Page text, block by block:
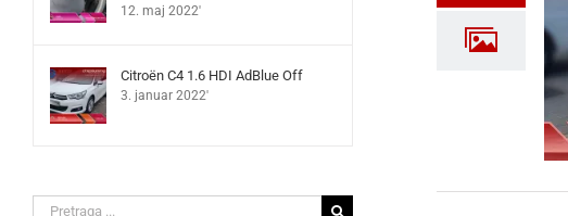
12. maj 2022'
Citroën C4 1.6 HDI AdBlue Off
3. januar 2022'
Search